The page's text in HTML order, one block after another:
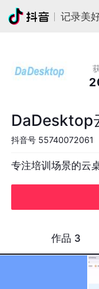
记录美
DaDesktop
抖音号 55740072061
专注培训场景的云
作品 3